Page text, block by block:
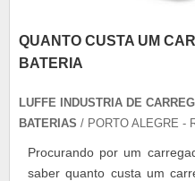
QUANTO CUSTA UM
BATERIA
LUFFE INDUSTRIA DE
BATERIAS / PORTO ALEGRE -
Procurando por um
saber quanto custa um